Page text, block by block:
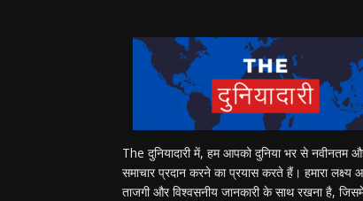
The दुनियादारी में, हम आपको दुनिया भर से नवीनतम
समाचार प्रदान करने का प्रयास करते हैं। हमारा लक्ष्य
ताजगी और विश्वसनीय जानकारी के साथ रखना है, जिसमें